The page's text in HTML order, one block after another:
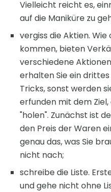
Vielleicht reicht es,
auf die Maniküre zu
vergiss die Aktien. Wie
kommen, bieten
verschiedene
erhalten Sie ein drittes
Tricks, sonst werden
erfunden mit dem
"holen". Zunächst ist
den Preis der Waren
genau das, was Sie
nicht nach;
schreibe die Liste.
und gehe nicht ohne